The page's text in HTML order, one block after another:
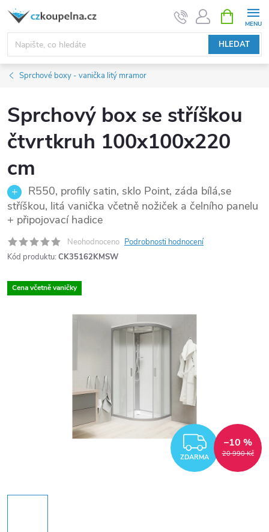
Přejít
obsah
HLEDAT
NÁKUPNÍ
KOŠÍK
Sprchové boxy - vanička litý mramor
Sprchový box se stříškou
čtvrtkruh 100x100x220
cm
R550, profily satin, sklo Point, záda bílá,se
stříškou, litá vanička včetně nožiček a čelního panelu
+ připojovací hadice
Neohodnoceno Podrobnosti hodnocení
Kód produktu: CK35162KMSW
Cena včetně vaničky
ZDARMA 20 990 Kč
–10 %